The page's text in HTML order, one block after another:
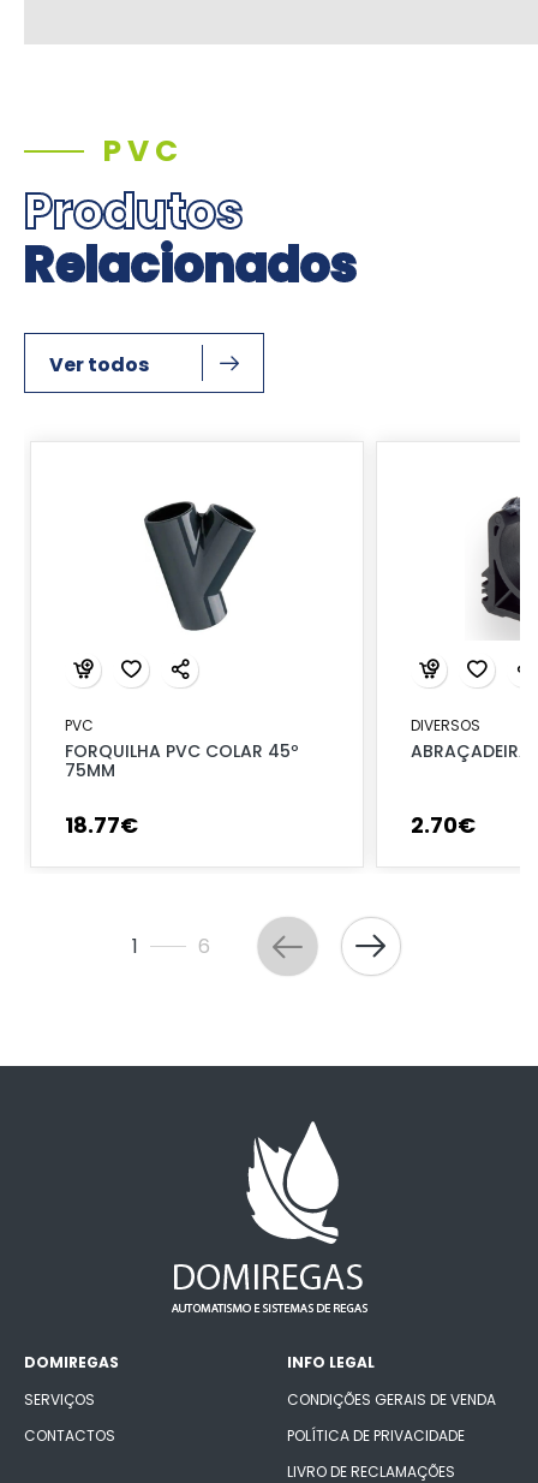
PVC
Produtos
Relacionados
Ver todos
PVC
FORQUILHA PVC COLAR 45º
75MM
18.77€
DIVERSOS
ABRAÇADEIRA
2.70€
1 6
DOMIREGAS
SERVIÇOS
CONTACTOS
INFO LEGAL
CONDIÇÕES GERAIS DE VENDA
POLÍTICA DE PRIVACIDADE
LIVRO DE RECLAMAÇÕES